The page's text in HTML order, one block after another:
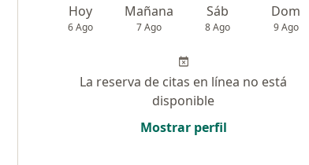
Hoy
6 Ago
Mañana
7 Ago
Sáb
8 Ago
Dom
9 Ago
La reserva de citas en línea no está
disponible
Mostrar perfil